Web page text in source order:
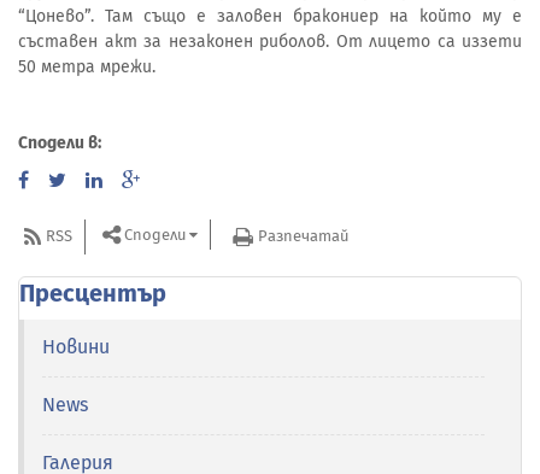
“Цонево”. Там също е заловен бракониер на който му е
съставен акт за незаконен риболов. От лицето са иззети
50 метра мрежи.
Сподели в:
RSS Сподели Разпечатай
Пресцентър
Новини
News
Галерия